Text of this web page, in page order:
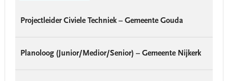
Projectleider Civiele Techniek – Gemeente Gouda
Planoloog (Junior/Medior/Senior) – Gemeente Nijkerk